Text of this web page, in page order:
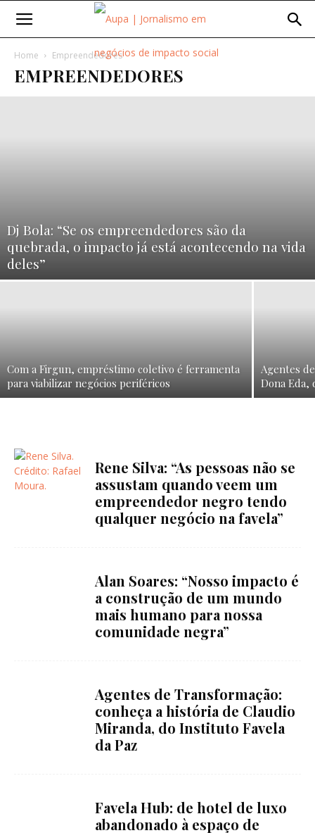
Home Empreendedores
EMPREENDEDORES
Dj Bola: “Se os empreendedores são da
quebrada, o impacto já está acontecendo na vida
deles”
Com a Firgun, empréstimo coletivo é ferramenta
para viabilizar negócios periféricos
Agentes
Dona Eda,
Rene Silva: “As pessoas não se
assustam quando veem um
empreendedor negro tendo
qualquer negócio na favela”
Alan Soares: “Nosso impacto é
a construção de um mundo
mais humano para nossa
comunidade negra”
Agentes de Transformação:
conheça a história de Claudio
Miranda, do Instituto Favela
da Paz
Favela Hub: de hotel de luxo
abandonado à espaço de